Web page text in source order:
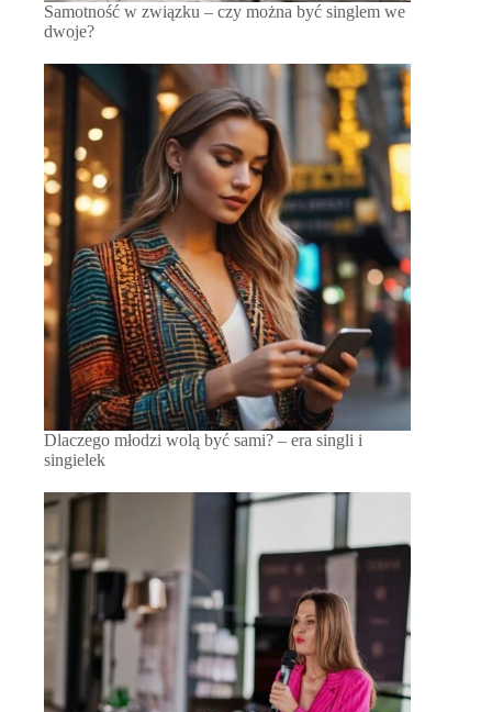
Samotność w związku – czy można być singlem we
dwoje?
Dlaczego młodzi wolą być sami? – era singli i
singielek